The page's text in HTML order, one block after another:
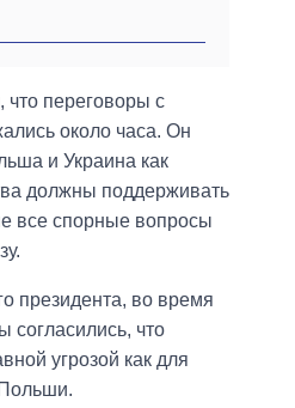
что переговоры с
около часа. Он
и Украина как
должны поддерживать
все спорные вопросы
президента, во время
согласились, что
угрозой как для